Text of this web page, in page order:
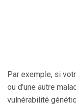
Par exemple, si
ou d'une autre
vulnérabilité